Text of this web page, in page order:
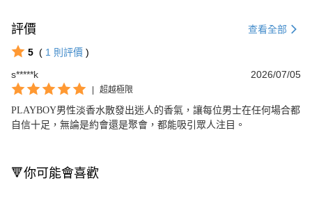
評價 查看全部
5 ( 1 則評價 )
s*****k
2026/07/05
| 超越極限
PLAYBOY男性淡香水散發出迷人的香氣，讓每位男士在任何場合都
自信十足，無論是約會還是聚會，都能吸引眾人注目。
🔻你可能會喜歡